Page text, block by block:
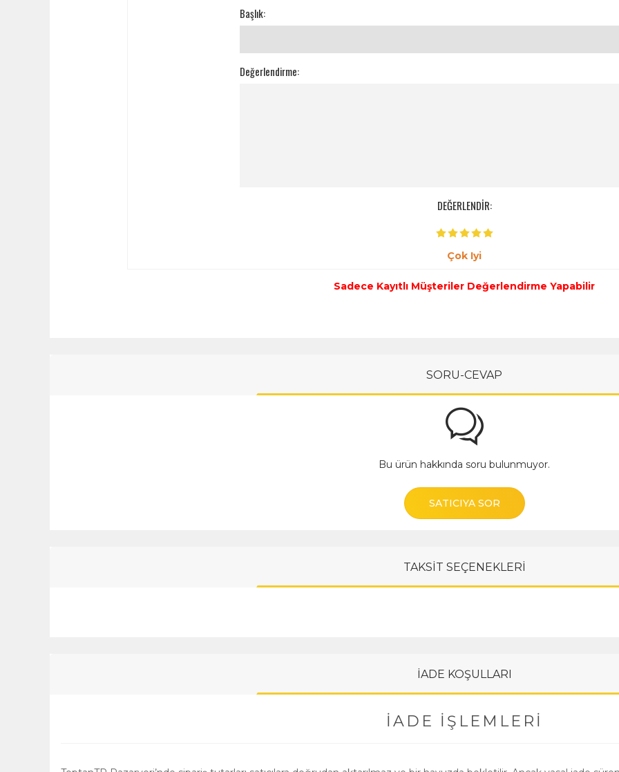
Başlık:
Değerlendirme:
DEĞERLENDİR:
Çok Iyi
Sadece Kayıtlı Müşteriler Değerlendirme Yapabilir
SORU-CEVAP
Bu ürün hakkında soru bulunmuyor.
SATICIYA SOR
TAKSİT SEÇENEKLERİ
İADE KOŞULLARI
İADE İŞLEMLERI